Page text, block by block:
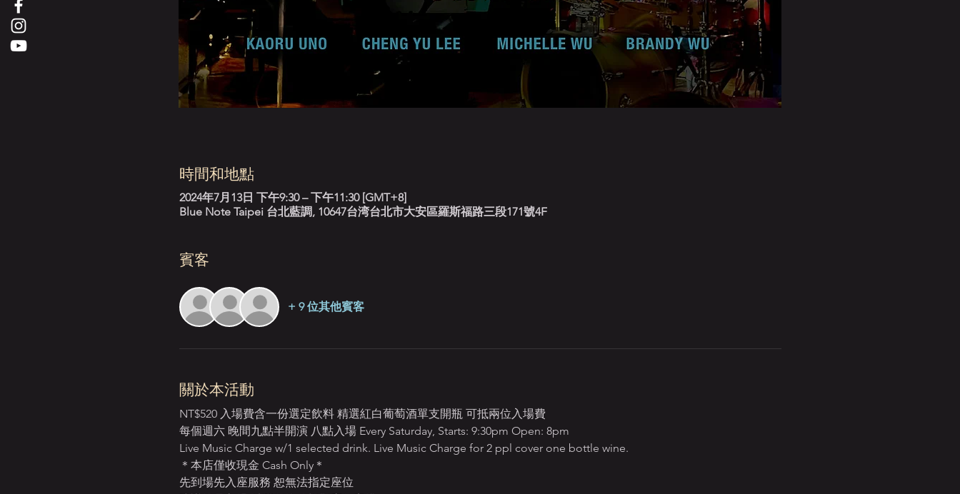
時間和地點
2024年7月13日 下午9:30 – 下午11:30 [GMT+8]
Blue Note Taipei 台北藍調, 10647台湾台北市大安區羅斯福路三段171號4F
賓客
+ 9 位其他賓客
關於本活動
NT$520 入場費含一份選定飲料 精選紅白葡萄酒單支開瓶 可抵兩位入場費
每個週六 晚間九點半開演 八點入場 Every Saturday, Starts: 9:30pm Open: 8pm
Live Music Charge w/1 selected drink. Live Music Charge for 2 ppl cover one bottle wine.
＊本店僅收現金 Cash Only＊
先到場先入座服務 恕無法指定座位